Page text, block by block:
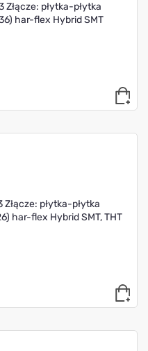
Złącze: płytka-płytka
har-flex Hybrid SMT
Złącze: płytka-płytka
har-flex Hybrid SMT, THT